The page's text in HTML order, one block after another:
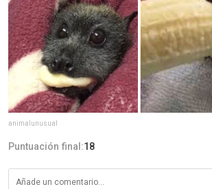
animalunusual
Puntuación final:18